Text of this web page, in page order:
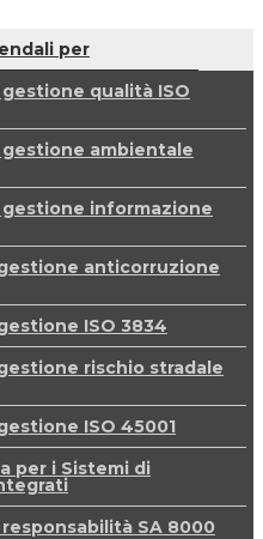
per
qualità ISO
gestione ambientale
gestione informazione
anticorruzione
ISO 3834
rischio stradale
ISO 45001
per i Sistemi di
SA 8000